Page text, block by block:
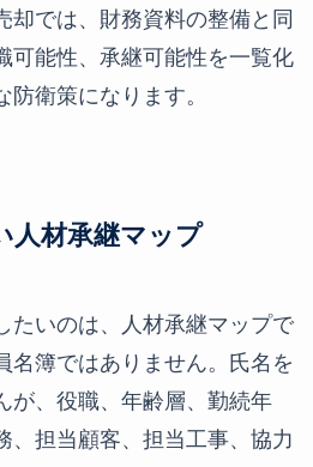
却では、財務資料の整備と同
可能性、承継可能性を一覧化
防衛策になります。
人材承継マップ
たいのは、人材承継マップで
名簿ではありません。氏名を
が、役職、年齢層、勤続年
、担当顧客、担当工事、協力